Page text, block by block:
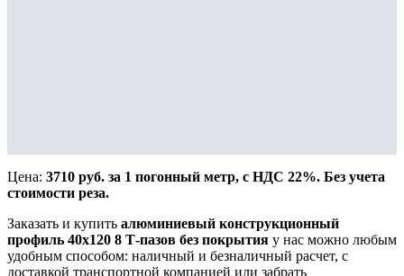
Цена: 3710 руб. за 1 погонный метр, с НДС 22%. Без учета
стоимости реза.
Заказать и купить алюминиевый конструкционный
профиль 40х120 8 Т-пазов без покрытия у нас можно любым
удобным способом: наличный и безналичный расчет, с
доставкой транспортной компанией или забрать